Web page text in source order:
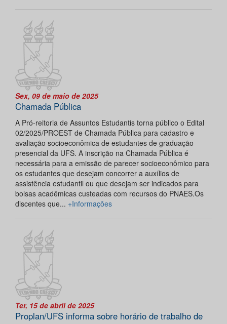
Sex, 09 de maio de 2025
Chamada Pública
A Pró-reitoria de Assuntos Estudantis torna público o Edital
02/2025/PROEST de Chamada Pública para cadastro e
avaliação socioeconômica de estudantes de graduação
presencial da UFS. A inscrição na Chamada Pública é
necessária para a emissão de parecer socioeconômico para
os estudantes que desejam concorrer a auxílios de
assistência estudantil ou que desejam ser indicados para
bolsas acadêmicas custeadas com recursos do PNAES.Os
discentes que... +Informações
Ter, 15 de abril de 2025
Proplan/UFS informa sobre horário de trabalho de